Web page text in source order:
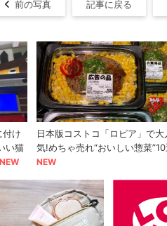
前の写真 記事に戻る